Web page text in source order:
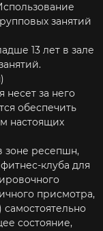
занятий
13 лет в зале
несет за него
обеспечить
настоящих
зоне ресепшн,
клуба для
присмотра,
самостоятельно
состояние,